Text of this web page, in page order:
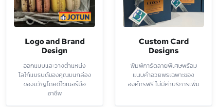
Logo and Brand
Design
ออกแบบและวางตำแหน่ง
โลโก้แบรนด์ของคุณบนกล่อง
ของขวัญโดยดีไซเนอร์มือ
อาชีพ
Custom Card
Designs
พิมพ์การ์ดลายพิเศษพร้อม
แนบคำอวยพรเฉพาะของ
องค์กรฟรี ไม่มีค่าบริการเพิ่ม